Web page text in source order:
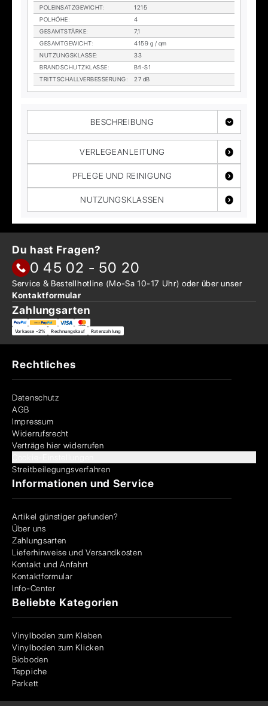
POL­EIN­SATZ­GE­WICHT:
1215
POL­HÖ­HE:
4
GE­SAMT­STÄR­KE:
7,1
GE­SAMT­GE­WICHT:
4159 g / qm
NUT­ZUNGS­KLAS­SE:
33
BRAND­SCHUTZ­KLAS­SE:
Bfl-S1
TRITT­SCHALL­VER­BES­SE­RUNG: 27 dB
BESCHREIBUNG
VERLEGEANLEITUNG
PFLEGE UND REINIGUNG
NUTZUNGSKLASSEN
Du hast Fragen?
0 45 02 - 50 20
Service & Bestellhotline (Mo-Sa 10-17 Uhr) oder überunser
Kontaktformular
Zahlungsarten
Vorkasse -2% Rechnungskauf Ratenzahlung
Rechtliches
Datenschutz
AGB
Impressum
Widerrufsrecht
Verträge hier widerrufen
Streitbeilegungsverfahren
Informationen und Service
Artikel günstiger gefunden?
Über uns
Zahlungsarten
Lieferhinweise und Versandkosten
Kontakt und Anfahrt
Kontaktformular
Info-Center
Beliebte Kategorien
Vinylboden zum Kleben
Vinylboden zum Klicken
Bioboden
Teppiche
Parkett